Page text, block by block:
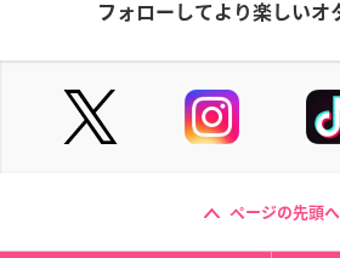
フォローしてより楽しいオ
ページの先頭へ